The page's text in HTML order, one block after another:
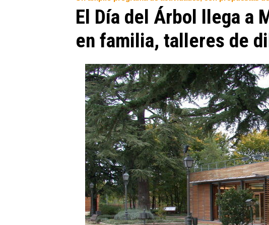
El Día del Árbol llega a
en familia, talleres de